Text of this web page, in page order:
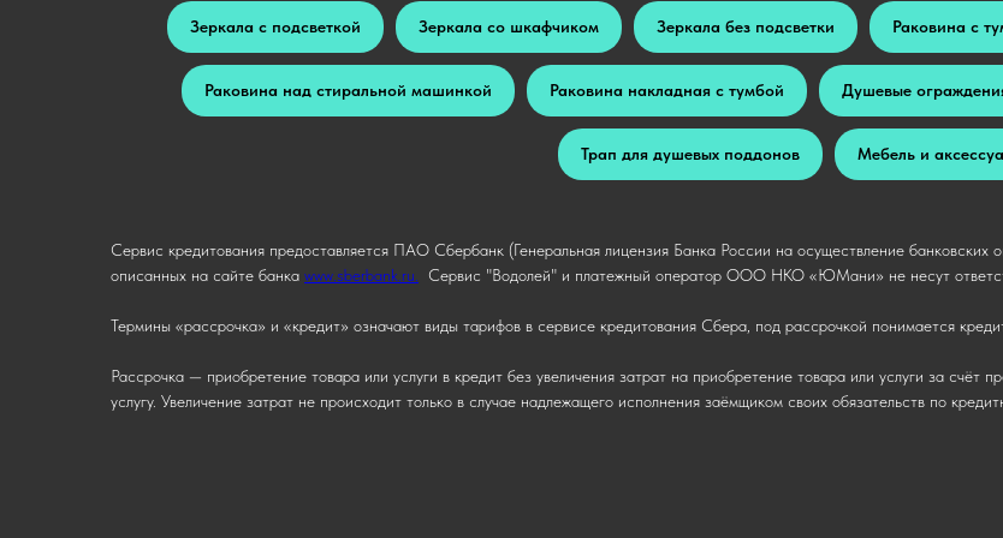
Зеркала с подсветкой Зеркала со шкафчиком Зеркала без подсветки Раковина с
Раковина над стиральной машинкой Раковина накладная с тумбой Душевые
Трап для душевых поддонов Мебель и
Сервис кредитования предоставляется ПАО Сбербанк (Генеральная лицензия Банка России на осуществление
описанных на сайте банка www.sberbank.ru. Сервис "Водолей" и платежный оператор ООО НКО «ЮМани» не несут
Термины «рассрочка» и «кредит» означают виды тарифов в сервисе кредитования Сбера, под рассрочкой понимается
Рассрочка — приобретение товара или услуги в кредит без увеличения затрат на приобретение товара или услуги за счёт
услугу. Увеличение затрат не происходит только в случае надлежащего исполнения заёмщиком своих обязательств по